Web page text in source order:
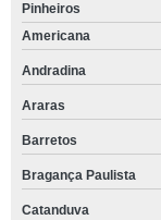
Pinheiros
Americana
Andradina
Araras
Barretos
Bragança Paulista
Catanduva